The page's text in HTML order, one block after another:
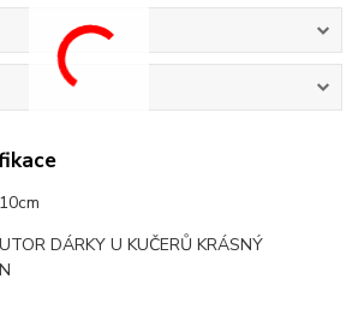
DÁRKY U KUČERŮ KRÁSNÝ